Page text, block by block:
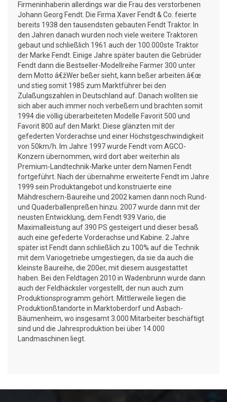
Firmeninhaberin allerdings war die Frau des verstorbenen
Johann Georg Fendt. Die Firma Xaver Fendt & Co. feierte
bereits 1938 den tausendsten gebauten Fendt Traktor. In
den Jahren danach wurden noch viele weitere Traktoren
gebaut und schließlich 1961 auch der 100.000ste Traktor
der Marke Fendt. Einige Jahre später bauten die Gebrüder
Fendt dann die Bestseller-Modellreihe Farmer 300 unter
dem Motto â€žWer beßer sieht, kann beßer arbeiten.â€œ
und stieg somit 1985 zum Marktführer bei den
Zulaßungszahlen in Deutschland auf. Danach wollten sie
sich aber auch immer noch verbeßern und brachten somit
1994 die völlig überarbeiteten Modelle Favorit 500 und
Favorit 800 auf den Markt. Diese glänzten mit der
gefederten Vorderachse und einer Höchstgeschwindigkeit
von 50km/h. Im Jahre 1997 wurde Fendt vom AGCO-
Konzern übernommen, wird dort aber weiterhin als
Premium-Landtechnik-Marke unter dem Namen Fendt
fortgeführt. Nach der übernahme erweiterte Fendt im Jahre
1999 sein Produktangebot und konstruierte eine
Mähdreschern-Baureihe und 2002 kamen dann noch Rund-
und Quaderballenpreßen hinzu. 2007 wurde dann mit der
neusten Entwicklung, dem Fendt 939 Vario, die
Maximalleistung auf 390 PS gesteigert und dieser besaß
auch eine gefederte Vorderachse und Kabine. 2 Jahre
später ist Fendt dann schließlich zu 100% auf die Technik
mit dem Variogetriebe umgestiegen, da sie da auch die
kleinste Baureihe, die 200er, mit diesem ausgestattet
haben. Bei den Feldtagen 2010 in Wadenbrunn wurde dann
auch der Feldhäcksler vorgestellt, der nun auch zum
Produktionsprogramm gehört. Mittlerweile liegen die
Produktionßtandorte in Marktoberdorf und Asbach-
Bäumenheim, wo insgesamt 3.000 Mitarbeiter beschäftigt
sind und die Jahresproduktion bei über 14.000
Landmaschinen liegt.